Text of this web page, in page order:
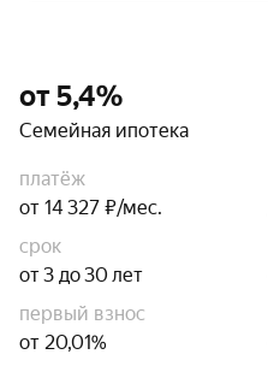
от 5,4%
Семейная ипотека
платёж
от 14 327 ₽/мес.
срок
от 3 до 30 лет
первый взнос
от 20,01%